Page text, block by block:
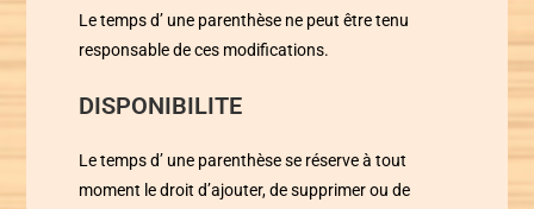
Le temps d’ une parenthèse ne peut être tenu
responsable de ces modifications.
DISPONIBILITE
Le temps d’ une parenthèsese réserve à tout
moment le droit d’ajouter, de supprimer ou de